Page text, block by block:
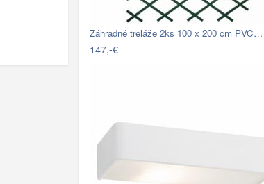
Záhradné treláže 2ks 100 x 200 cm PVC…
147,-€